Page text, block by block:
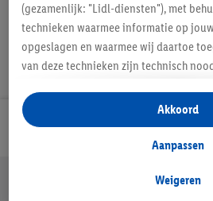
Lidl
Jouw voordelen bij ons als Lidl
(gezamenlijk: "Lidl-diensten"), met
technieken waarmee informatie op
opgeslagen en waarmee wij daartoe
van deze technieken zijn technisch
opslaan van voorkeursinstellingen, het
analyseren van statistieken of voor het
gepersonaliseerde reclame binnen en
gegevens over jouw aankoopgedrag in
Weigeren
Aanpassen
Akkoord